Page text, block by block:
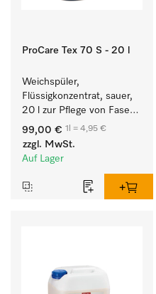
ProCare Tex 70 S - 20 l
Weichspüler,
Flüssigkonzentrat, sauer,
20 l zur Pflege von Fasern
für eine langfristige
Geschmeidigkeit der
Textilien.
99,00 € 1l = 4,95 €
zzgl. MwSt.
Auf Lager